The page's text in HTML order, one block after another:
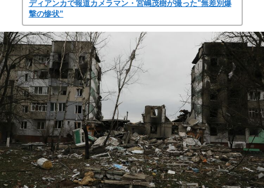
ディアンカで報道カメラマン・宮嶋茂樹が撮った"無差別爆
撃の惨状”